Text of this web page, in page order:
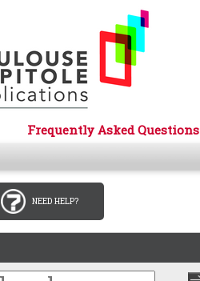
Frequently Asked Questions
NEED HELP?